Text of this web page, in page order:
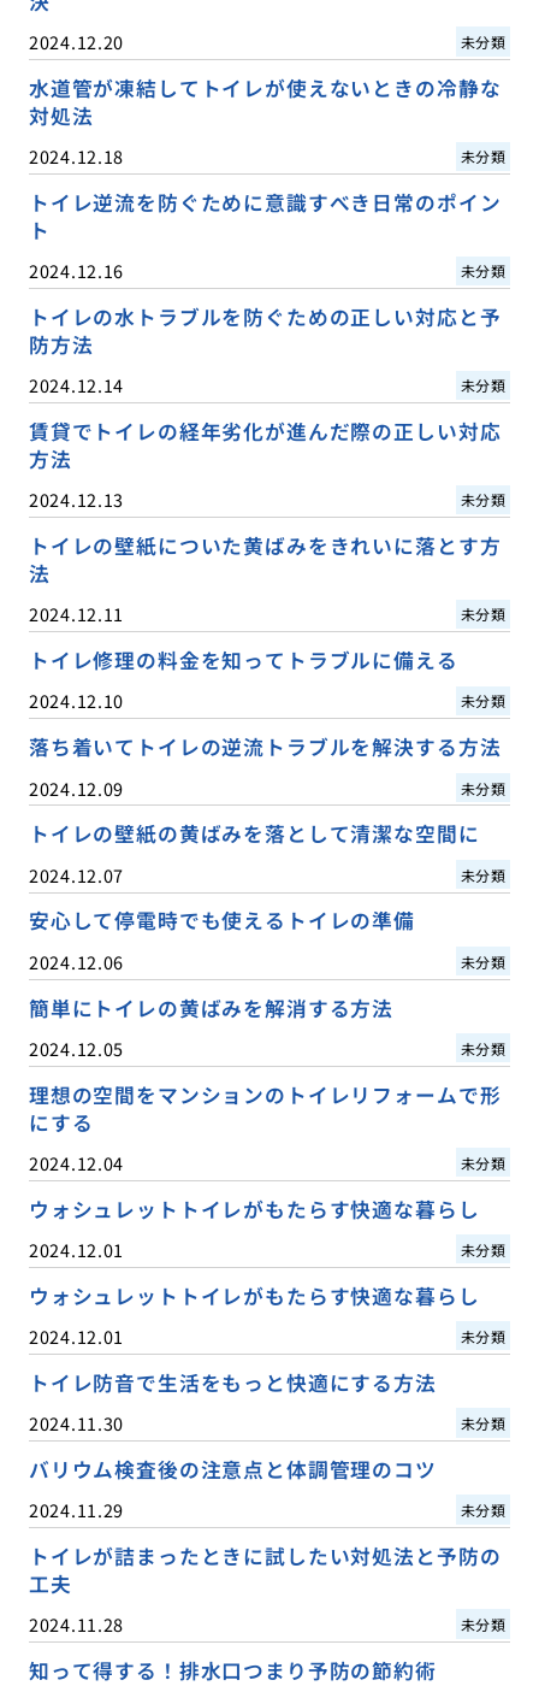
2024.12.20 未分類
水道管が凍結してトイレが使えないときの冷静な
対処法
2024.12.18 未分類
トイレ逆流を防ぐために意識すべき日常のポイン
ト
2024.12.16 未分類
トイレの水トラブルを防ぐための正しい対応と予
防方法
2024.12.14 未分類
賃貸でトイレの経年劣化が進んだ際の正しい対応
方法
2024.12.13 未分類
トイレの壁紙についた黄ばみをきれいに落とす方
法
2024.12.11 未分類
トイレ修理の料金を知ってトラブルに備える
2024.12.10 未分類
落ち着いてトイレの逆流トラブルを解決する方法
2024.12.09 未分類
トイレの壁紙の黄ばみを落として清潔な空間に
2024.12.07 未分類
安心して停電時でも使えるトイレの準備
2024.12.06 未分類
簡単にトイレの黄ばみを解消する方法
2024.12.05 未分類
理想の空間をマンションのトイレリフォームで形
にする
2024.12.04 未分類
ウォシュレットトイレがもたらす快適な暮らし
2024.12.01 未分類
ウォシュレットトイレがもたらす快適な暮らし
2024.12.01 未分類
トイレ防音で生活をもっと快適にする方法
2024.11.30 未分類
バリウム検査後の注意点と体調管理のコツ
2024.11.29 未分類
トイレが詰まったときに試したい対処法と予防の
工夫
2024.11.28 未分類
知って得する！排水口つまり予防の節約術